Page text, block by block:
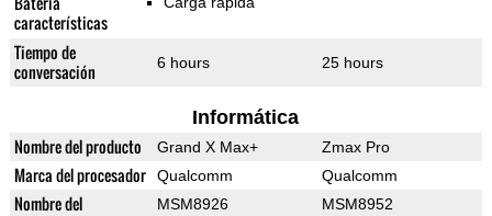
características
Tiempo de
conversación
6 hours 25 hours
Informática
Nombre del producto Grand X Max+ Zmax Pro
Marca del procesador Qualcomm Qualcomm
Nombre del
MSM8926
MSM8952